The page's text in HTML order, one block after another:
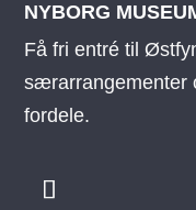
NYBORG
Få fri entré til
særarrangementer
fordele.